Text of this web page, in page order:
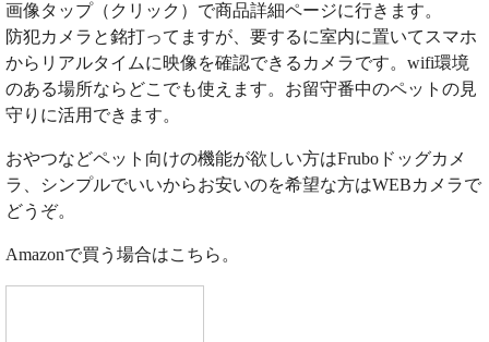
画像タップ（クリック）で商品詳細ページに行きます。
防犯カメラと銘打ってますが、要するに室内に置いてスマホ
からリアルタイムに映像を確認できるカメラです。wifi環境
のある場所ならどこでも使えます。お留守番中のペットの見
守りに活用できます。
おやつなどペット向けの機能が欲しい方はFruboドッグカメ
ラ、シンプルでいいからお安いのを希望な方はWEBカメラで
どうぞ。
Amazonで買う場合はこちら。